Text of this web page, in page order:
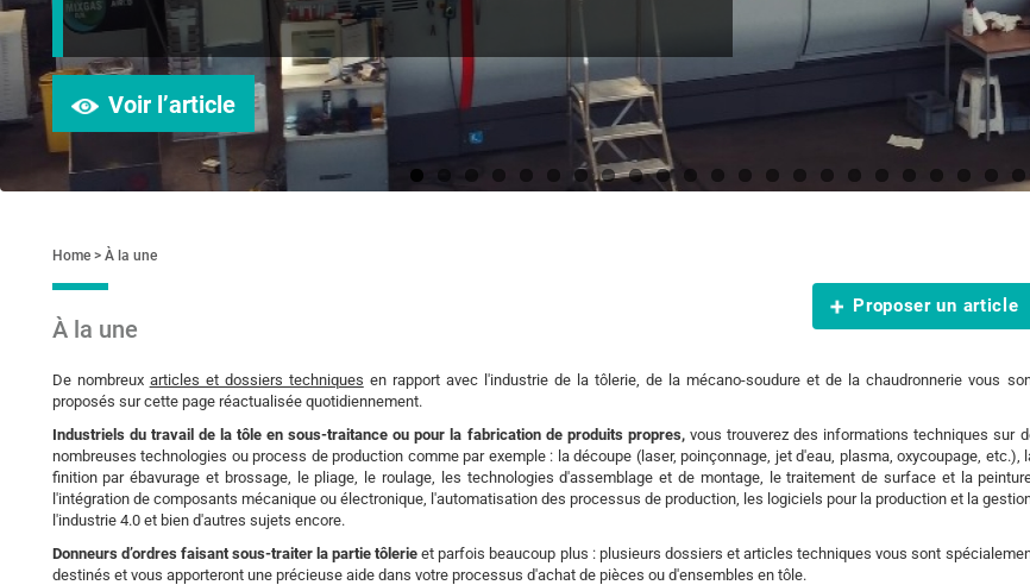
Voir l’article
Home À la une
À la une
De nombreux articles et dossiers techniques en rapport avec l'industrie de la tôlerie, de la mécano-soudure et de la chaudronnerie vous
proposés sur cette page réactualisée quotidiennement.
Industriels du travail de la tôle en sous-traitance ou pour la fabrication de produits propres,vous trouverez des informations techniques sur
nombreuses technologies ou process de production comme par exemple : la découpe (laser, poinçonnage, jet d'eau, plasma, oxycoupage, etc.),
finition par ébavurage et brossage, le pliage, le roulage, les technologies d'assemblage et de montage, le traitement de surface et la
l'intégration de composants mécanique ou électronique, l'automatisation des processus de production, les logiciels pour la production et la
l'industrie 4.0 et bien d'autres sujets encore.
Donneurs d’ordres faisant sous-traiter la partie tôlerie et parfois beaucoup plus : plusieurs dossiers et articles techniques vous sont
destinés et vous apporteront une précieuse aide dans votre processus d'achat de pièces ou d'ensembles en tôle.
Proposer un article